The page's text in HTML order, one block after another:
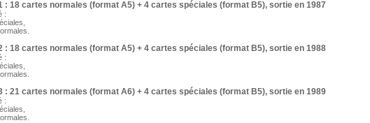
: 18 cartes normales (format A5) + 4 cartes spéciales (format B5), sortie en 1987
:
: 18 cartes normales (format A5) + 4 cartes spéciales (format B5), sortie en 1988
:
: 21 cartes normales (format A6) + 4 cartes spéciales (format B5), sortie en 1989
: